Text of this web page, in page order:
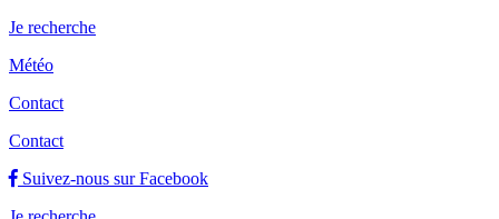
Je recherche
Météo
Contact
Contact
Suivez-nous sur Facebook